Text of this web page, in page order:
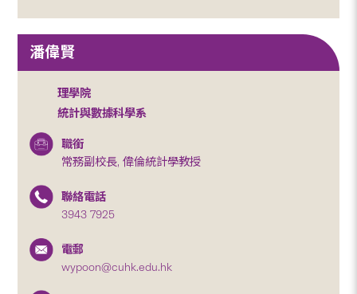
潘偉賢
理學院
統計與數據科學系
職銜
常務副校長, 偉倫統計學教授
聯絡電話
3943 7925
電郵
wypoon@cuhk.edu.hk